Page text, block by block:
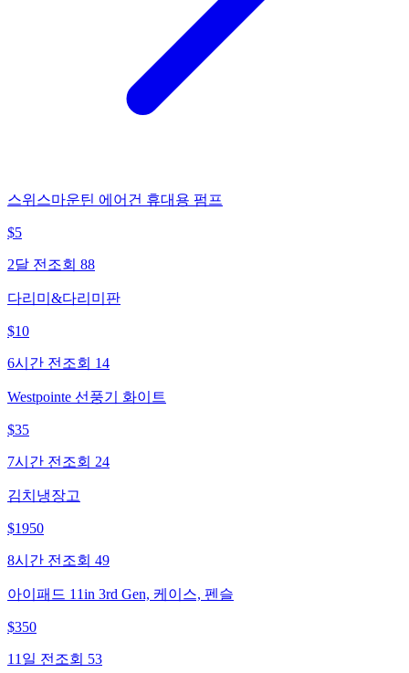
스위스마운틴 에어건 휴대용 펌프
$5
2달 전 조회 88
다리미&다리미판
$10
6시간 전 조회 14
Westpointe 선풍기 화이트
$35
7시간 전 조회 24
김치냉장고
$1950
8시간 전 조회 49
아이패드 11in 3rd Gen, 케이스, 펜슬
$350
11일 전 조회 53